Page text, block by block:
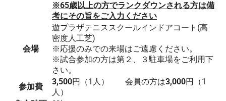
※65歳以上の方でランクダウンされる方は備
考にその旨をご入力ください
会場
遊プラザテニススクールインドアコート(高
密度人工芝)
※応援のみでの来場はご遠慮ください。
※試合参加の方は第２、３駐車場をご利用下
さい。
参加費
3,500円（1人） 会員の方は3,000円（1
人）